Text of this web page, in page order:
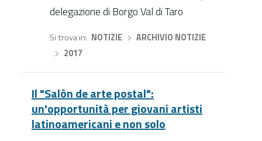
delegazione di Borgo Val di Taro
Si trova in NOTIZIE›
ARCHIVIO NOTIZIE
2017
Il "Salòn de arte postal":
un'opportunità per giovani artisti
latinoamericani e non solo